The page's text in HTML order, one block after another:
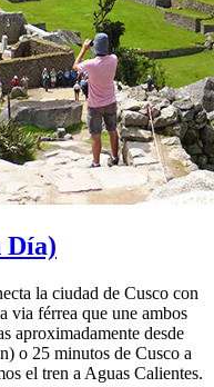
Día)
la ciudad de Cusco con
via férrea que une ambos
aproximadamente desde
o 25 minutos de Cusco a
el tren a Aguas Calientes.